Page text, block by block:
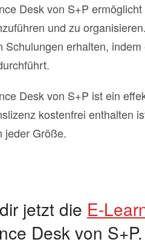
Desk von S+P
und zu
Schulungen erhalten,
Desk von S+P ist ein
kostenfrei enthalten
jeder Größe.
jetzt die E-
Desk von S+P.